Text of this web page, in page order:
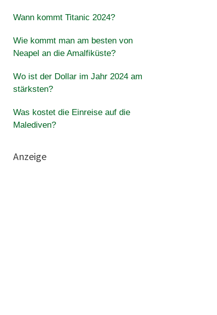
Wann kommt Titanic 2024?
Wie kommt man am besten von
Neapel an die Amalfiküste?
Wo ist der Dollar im Jahr 2024 am
stärksten?
Was kostet die Einreise auf die
Malediven?
Anzeige